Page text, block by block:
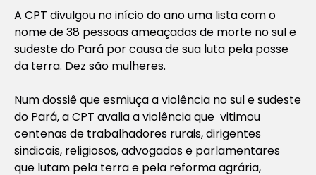
A CPT divulgou no início do ano uma lista com o
nome de 38 pessoas ameaçadas de morte no sul e
sudeste do Pará por causa de sua luta pela posse
da terra. Dez são mulheres.
Num dossiê que esmiuça a violência no sul e sudeste
do Pará, a CPT avalia a violência que vitimou
centenas de trabalhadores rurais, dirigentes
sindicais, religiosos, advogados e parlamentares
que lutam pela terra e pela reforma agrária,